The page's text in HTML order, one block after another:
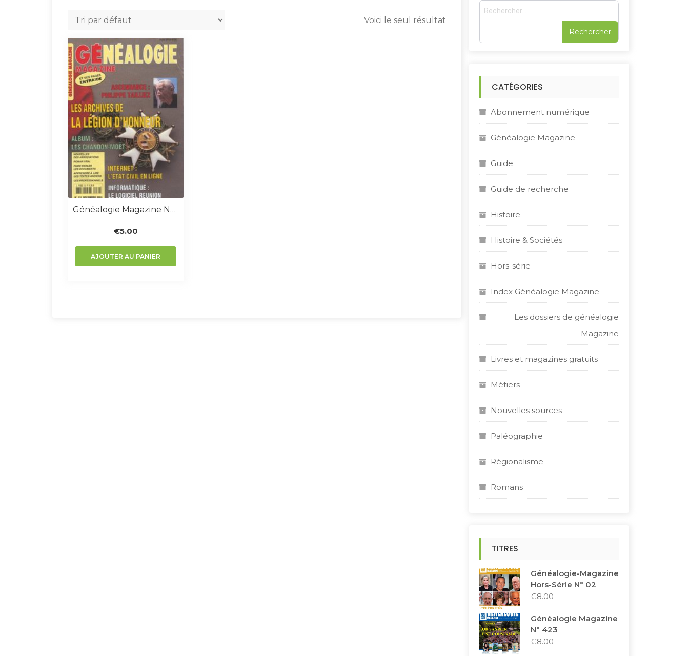
Voici le seul résultat
Généalogie Magazine N° 232
€5.00
AJOUTER AU PANIER
R
e
:
CATÉGORIES
Abonnement numérique
Généalogie Magazine
Guide
Guide de recherche
Histoire
Histoire & Sociétés
Hors-série
Index Généalogie Magazine
Les dossiers de généalogie
Magazine
Livres et magazines gratuits
Métiers
Nouvelles sources
Paléographie
Régionalisme
Romans
TITRES
Généalogie-Magazine
Hors-Série N° 02
€8.00
Généalogie Magazine
N° 423
€8.00